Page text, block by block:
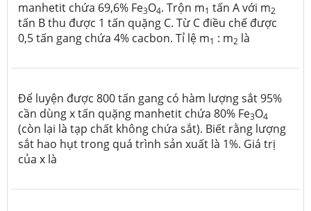
manhetit chứa 69,6% Fe3O4. Trộn m1 tấn A với m2
tấn B thu được 1 tấn quặng C. Từ C điều chế được
0,5 tấn gang chứa 4% cacbon. Tỉ lệ m1 : m2 là
Để luyện được 800 tấn gang có hàm lượng sắt 95%
cần dùng x tấn quặng manhetit chứa 80% Fe3O4
(còn lại là tạp chất không chứa sắt). Biết rằng lượng
sắt hao hụt trong quá trình sản xuất là 1%. Giá trị
của x là